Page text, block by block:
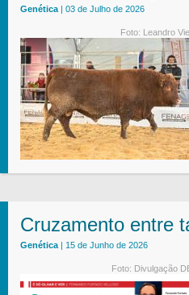
Genética | 03 de Julho de 2026
Foto: Leandro
Cruzamento entre
Genética | 15 de Junho de 2026
Foto: Divulgação